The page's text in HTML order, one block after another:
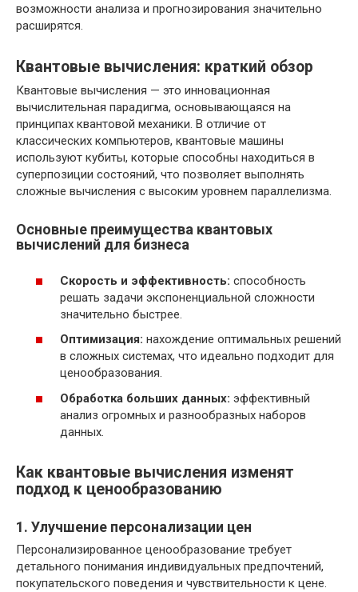
возможности анализа и прогнозирования значительно
расширятся.
Квантовые вычисления: краткий обзор
Квантовые вычисления — это инновационная
вычислительная парадигма, основывающаяся на
принципах квантовой механики. В отличие от
классических компьютеров, квантовые машины
используют кубиты, которые способны находиться в
суперпозиции состояний, что позволяет выполнять
сложные вычисления с высоким уровнем параллелизма.
Основные преимущества квантовых
вычислений для бизнеса
Скорость и эффективность: способность
решать задачи экспоненциальной сложности
значительно быстрее.
Оптимизация: нахождение оптимальных решений
в сложных системах, что идеально подходит для
ценообразования.
Обработка больших данных: эффективный
анализ огромных и разнообразных наборов
данных.
Как квантовые вычисления изменят
подход к ценообразованию
1. Улучшение персонализации цен
Персонализированное ценообразование требует
детального понимания индивидуальных предпочтений,
покупательского поведения и чувствительности к цене.